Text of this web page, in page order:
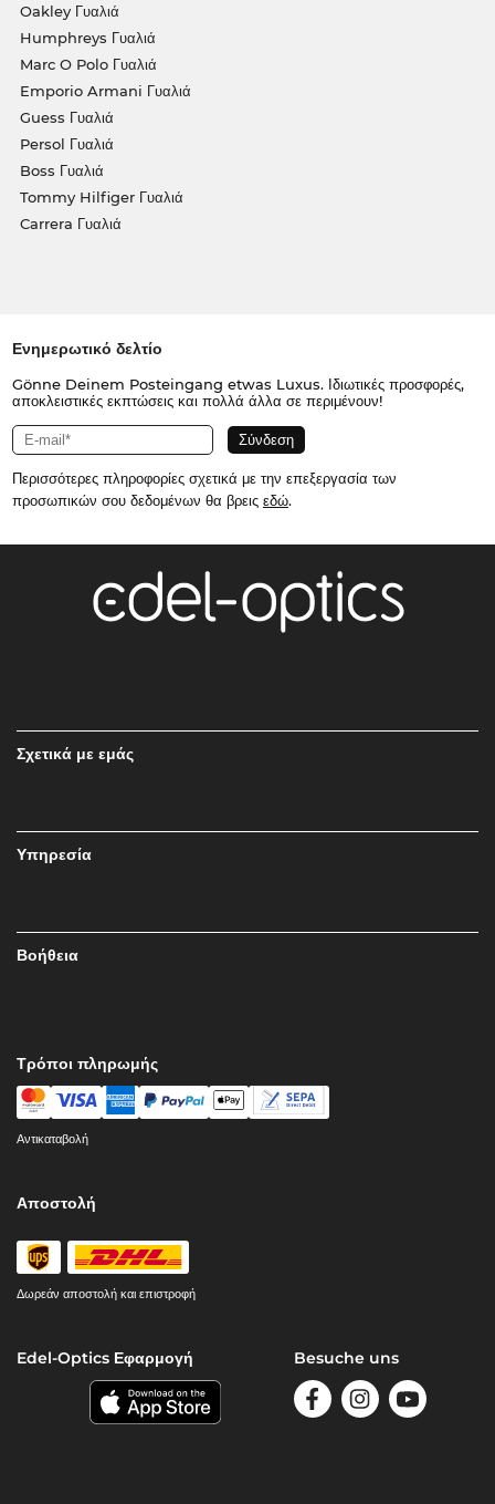
Oakley Γυαλιά
Humphreys Γυαλιά
Marc O Polo Γυαλιά
Emporio Armani Γυαλιά
Guess Γυαλιά
Persol Γυαλιά
Boss Γυαλιά
Tommy Hilfiger Γυαλιά
Carrera Γυαλιά
Ενημερωτικό δελτίο
Gönne Deinem Posteingang etwas Luxus. Ιδιωτικές προσφορές,
αποκλειστικές εκπτώσεις και πολλά άλλα σε περιμένουν!
Περισσότερες πληροφορίες σχετικά με την επεξεργασία των
προσωπικών σου δεδομένων θα βρεις εδώ.
Σχετικά με εμάς
Υπηρεσία
Βοήθεια
Τρόποι πληρωμής
Αντικαταβολή
Αποστολή
Δωρεάν αποστολή και επιστροφή
Edel-Optics Εφαρμογή Besuche uns